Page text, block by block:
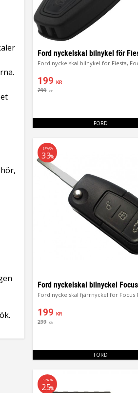
199 KR
299 KR
FORD
199 KR
299 KR
SPARA
33%
FORD
SPARA
25%